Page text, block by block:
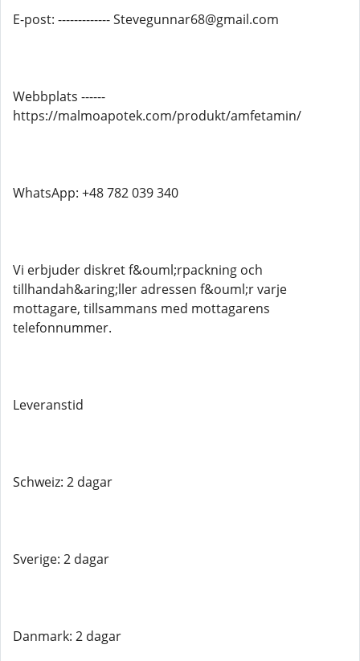
E-post: ------------- Stevegunnar68@gmail.com
Webbplats ------
https://malmoapotek.com/produkt/amfetamin/
WhatsApp: +48 782 039 340
Vi erbjuder diskret f&ouml;rpackning och
tillhandah&aring;ller adressen f&ouml;r varje
mottagare, tillsammans med mottagarens
telefonnummer.
Leveranstid
Schweiz: 2 dagar
Sverige: 2 dagar
Danmark: 2 dagar